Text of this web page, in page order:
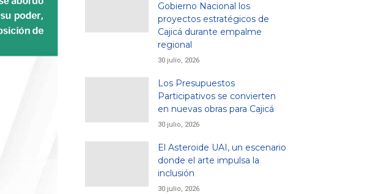
Gobierno Nacional los
proyectos estratégicos de
Cajicá durante empalme
regional
30 julio, 2026
Los Presupuestos
Participativos se convierten
en nuevas obras para Cajicá
30 julio, 2026
El Asteroide UAI, un escenario
donde el arte impulsa la
inclusión
30 julio, 2026